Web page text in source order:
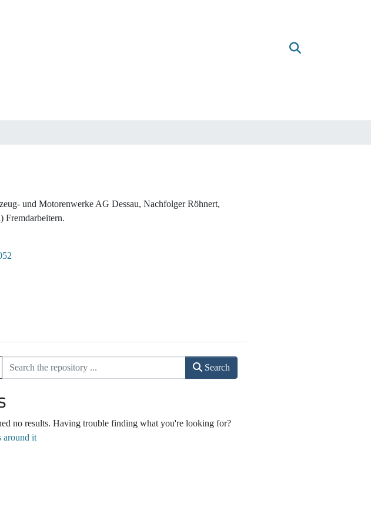
und Motorenwerke AG Dessau, Nachfolger Röhnert,
Fremdarbeitern.
Search
no results. Having trouble finding what you're looking for?
around it